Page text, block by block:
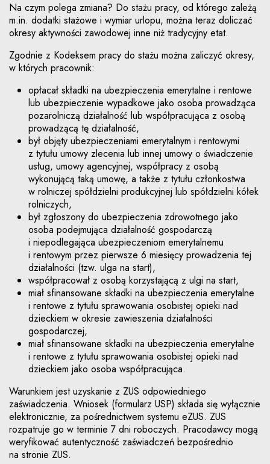
Na czym polega zmiana? Do stażu pracy, od którego zależą
m.in. dodatki stażowe i wymiar urlopu, można teraz doliczać
okresy aktywności zawodowej inne niż tradycyjny etat.
Zgodnie z Kodeksem pracy do stażu można zaliczyć okresy,
w których pracownik:
opłacał składki na ubezpieczenia emerytalne i rentowe
lub ubezpieczenie wypadkowe jako osoba prowadząca
pozarolniczą działalność lub współpracująca z osobą
prowadzącą tę działalność,
był objęty ubezpieczeniami emerytalnym i rentowymi
z tytułu umowy zlecenia lub innej umowy o świadczenie
usług, umowy agencyjnej, współpracy z osobą
wykonującą taką umowę, a także z tytułu członkostwa
w rolniczej spółdzielni produkcyjnej lub spółdzielni kółek
rolniczych,
był zgłoszony do ubezpieczenia zdrowotnego jako
osoba podejmująca działalność gospodarczą
i niepodlegająca ubezpieczeniom emerytalnemu
i rentowym przez pierwsze 6 miesięcy prowadzenia tej
działalności (tzw. ulga na start),
współpracował z osobą korzystającą z ulgi na start,
miał sfinansowane składki na ubezpieczenia emerytalne
i rentowe z tytułu sprawowania osobistej opieki nad
dzieckiem w okresie zawieszenia działalności
gospodarczej,
miał sfinansowane składki na ubezpieczenia emerytalne
i rentowe z tytułu sprawowania osobistej opieki nad
dzieckiem jako osoba współpracująca.
Warunkiem jest uzyskanie z ZUS odpowiedniego
zaświadczenia. Wniosek (formularz USP) składa się wyłącznie
elektronicznie, za pośrednictwem systemu eZUS. ZUS
rozpatruje go w terminie 7 dni roboczych. Pracodawcy mogą
weryfikować autentyczność zaświadczeń bezpośrednio
na stronie ZUS.